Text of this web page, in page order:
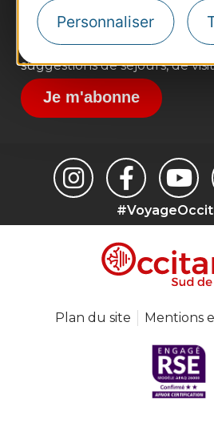
Personnaliser
Destination Sport
Inscrivez-vous à la lettre
Destination Occitanie pour
suggestions de séjours, de
Je m'abonne
Plan du site Mentions